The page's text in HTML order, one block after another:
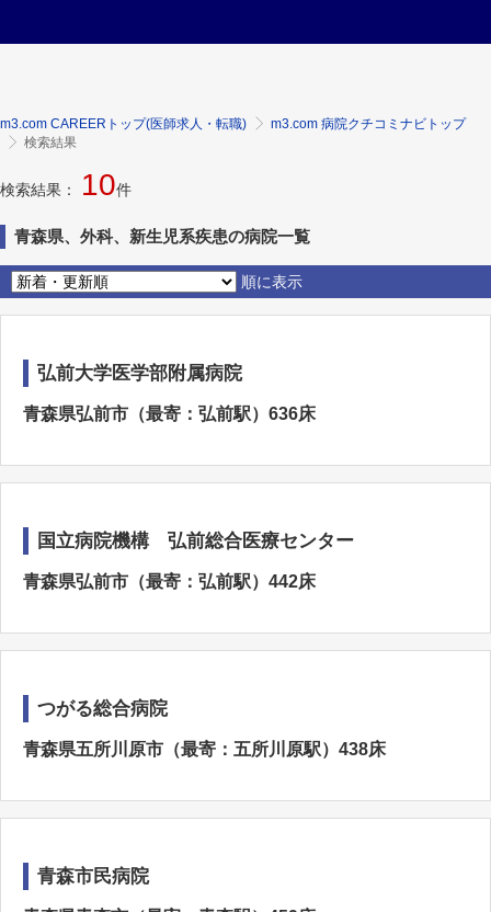
m3.com CAREERトップ(医師求人・転職)
m3.com 病院クチコミナビトップ
検索結果
検索結果： 10件
青森県、外科、新生児系疾患の病院一覧
順に表示
弘前大学医学部附属病院
青森県弘前市（最寄：弘前駅）636床
国立病院機構 弘前総合医療センター
青森県弘前市（最寄：弘前駅）442床
つがる総合病院
青森県五所川原市（最寄：五所川原駅）438床
青森市民病院